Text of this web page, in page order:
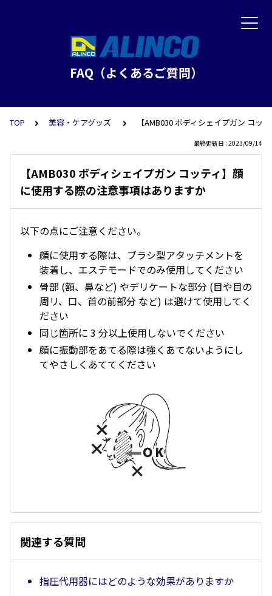
FAQ（よくあるご質問）
TOP 美容・ケアグッズ 【AMB030 ボディシェイプガン コッ
最終更新日 : 2023/09/14
【AMB030 ボディシェイプガン コッティ】顔
に使用する際の注意事項はありますか
以下の点にご注意ください。
顔に使用する際は、ブラシ型アタッチメントを
装着し、エステモードでのみ使用してください
骨部 (額、鼻など) やデリケートな部分 (目や目の
周リ、口、首の前部分 など) は避けて使用してく
ださい
同じ箇所に 3 分以上使用しないでください
顔に振動部をあてる際は強くあてないようにし
てやさしくあててください
関連する質問
指圧代用器にはどのような効果がありますか